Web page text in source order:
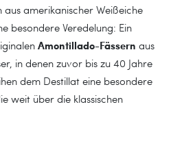
aus amerikanischer Weißeiche
besondere Veredelung: Ein
Amontillado-Fässern aus
in denen zuvor bis zu 40 Jahre
dem Destillat eine besondere
weit über die klassischen